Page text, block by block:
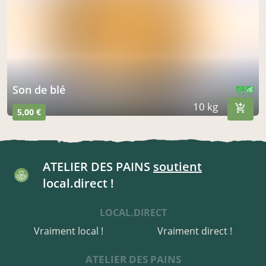
son de blé
5,00 € 10 kg
ATELIER DES PAINS soutient
local.direct !
LOCAL.DIRECT
Vraiment local !
Vraiment direct !
ATELIER DES PAINS